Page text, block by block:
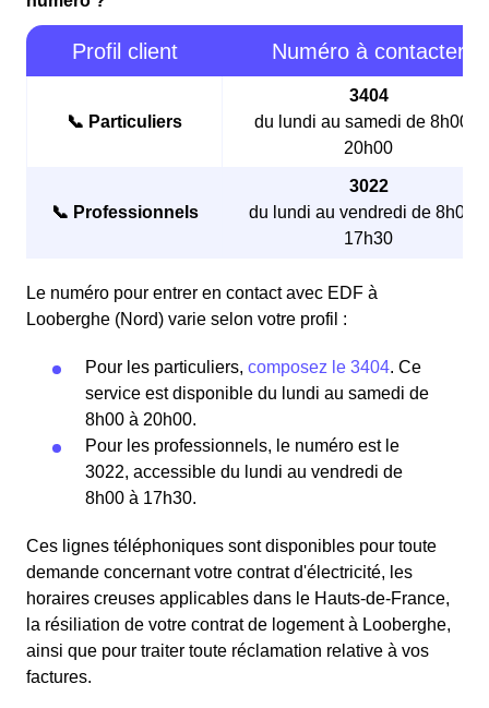
Profil client Numéro à contacter
📞 Particuliers
3404
du lundi au samedi de 8h00 à
20h00
📞 Professionnels
3022
du lundi au vendredi de 8h00 à
17h30
Le numéro pour entrer en contact avec EDF à
Looberghe (Nord) varie selon votre profil :
Pour les particuliers, composez le 3404. Ce
service est disponible du lundi au samedi de
8h00 à 20h00.
Pour les professionnels, le numéro est le
3022, accessible du lundi au vendredi de
8h00 à 17h30.
Ces lignes téléphoniques sont disponibles pour toute
demande concernant votre contrat d'électricité, les
horaires creuses applicables dans le Hauts-de-France,
la résiliation de votre contrat de logement à Looberghe,
ainsi que pour traiter toute réclamation relative à vos
factures.